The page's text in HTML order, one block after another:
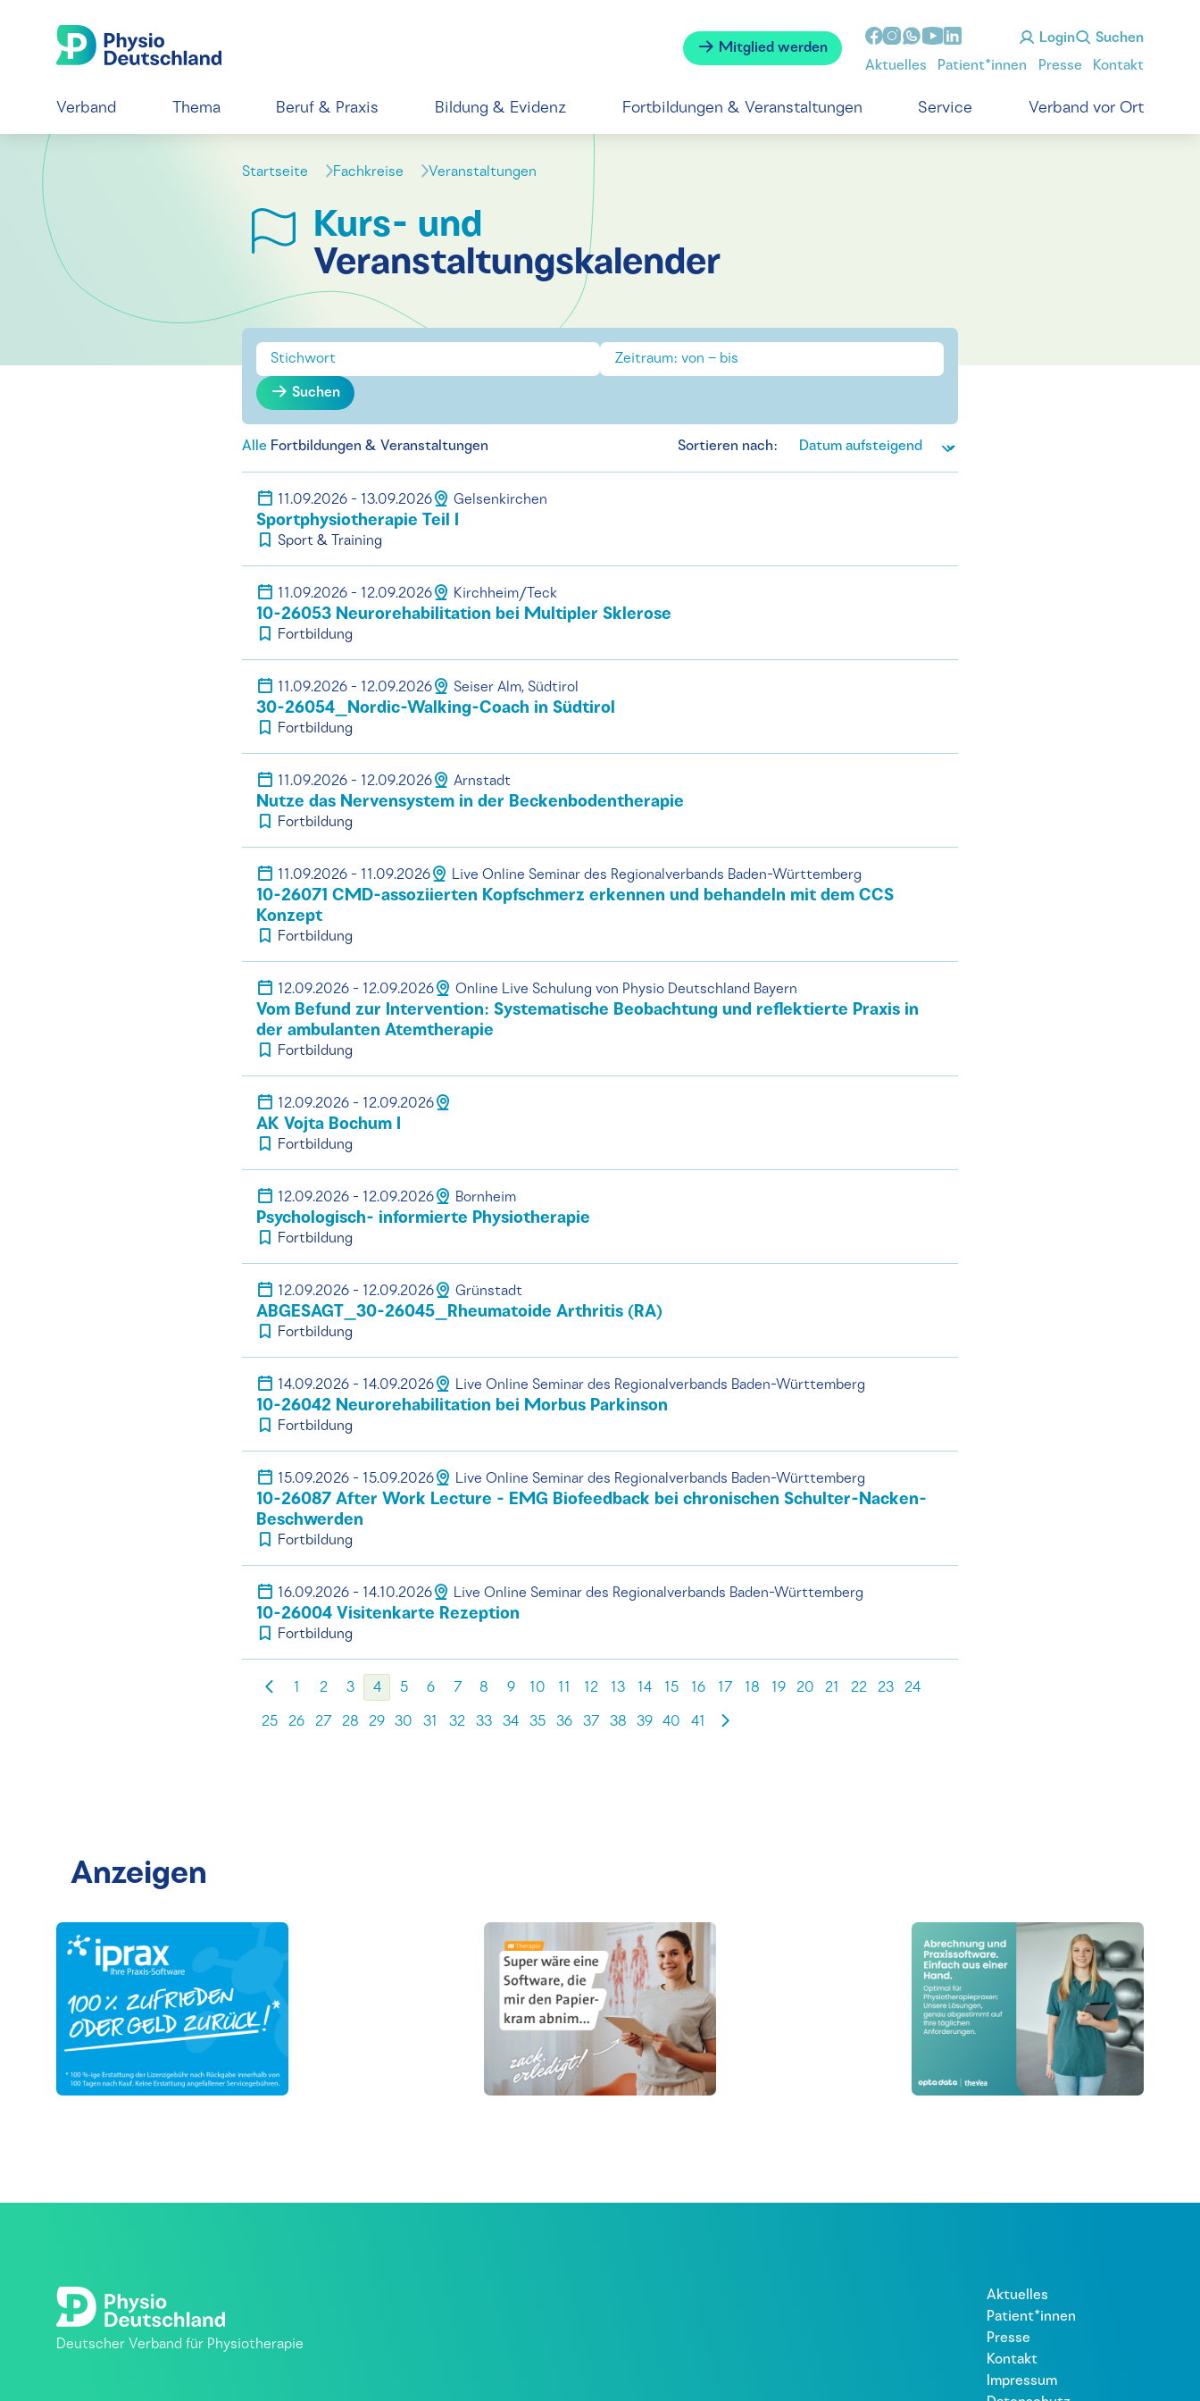
Mitglied werden
Login Suchen
Aktuelles Patient*innen Presse Kontakt
Verband Thema Beruf & Praxis Bildung & Evidenz Fortbildungen & Veranstaltungen Service Verband vor Ort
Startseite Fachkreise Veranstaltungen
Kurs- und
Veranstaltungskalender
Suchen
Alle Fortbildungen & Veranstaltungen Sortieren nach:
11.09.2026 - 13.09.2026 Gelsenkirchen
Sportphysiotherapie Teil I
Sport & Training
11.09.2026 - 12.09.2026 Kirchheim/Teck
10-26053 Neurorehabilitation bei Multipler Sklerose
Fortbildung
11.09.2026 - 12.09.2026 Seiser Alm, Südtirol
30-26054_Nordic-Walking-Coach in Südtirol
Fortbildung
11.09.2026 - 12.09.2026 Arnstadt
Nutze das Nervensystem in der Beckenbodentherapie
Fortbildung
11.09.2026 - 11.09.2026 Live Online Seminar des Regionalverbands Baden-Württemberg
10-26071 CMD-assoziierten Kopfschmerz erkennen und behandeln mit dem CCS
Konzept
Fortbildung
12.09.2026 - 12.09.2026 Online Live Schulung von Physio Deutschland Bayern
Vom Befund zur Intervention: Systematische Beobachtung und reflektierte Praxis in
der ambulanten Atemtherapie
Fortbildung
12.09.2026 - 12.09.2026
AK Vojta Bochum I
Fortbildung
12.09.2026 - 12.09.2026 Bornheim
Psychologisch- informierte Physiotherapie
Fortbildung
12.09.2026 - 12.09.2026 Grünstadt
ABGESAGT_30-26045_Rheumatoide Arthritis (RA)
Fortbildung
14.09.2026 - 14.09.2026 Live Online Seminar des Regionalverbands Baden-Württemberg
10-26042 Neurorehabilitation bei Morbus Parkinson
Fortbildung
15.09.2026 - 15.09.2026 Live Online Seminar des Regionalverbands Baden-Württemberg
10-26087 After Work Lecture - EMG Biofeedback bei chronischen Schulter-Nacken-
Beschwerden
Fortbildung
16.09.2026 - 14.10.2026 Live Online Seminar des Regionalverbands Baden-Württemberg
10-26004 Visitenkarte Rezeption
Fortbildung
1 2 3 4 5 6 7 8 9 10 11 12 13 14 15 16 17 18 19 20 21 22 23 24
25 26 27 28 29 30 31 32 33 34 35 36 37 38 39 40 41
Anzeigen
Deutscher Verband für Physiotherapie
Aktuelles
Patient*innen
Presse
Kontakt
Impressum